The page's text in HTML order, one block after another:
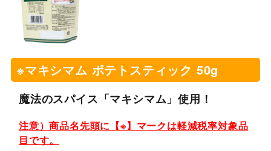
※マキシマム ポテトスティック 50g
魔法のスパイス「マキシマム」使用！
注意）商品名先頭に【※】マークは軽減税率対象品
目です。